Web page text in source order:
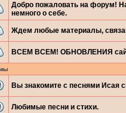
Добро пожаловать на форум!
немного о себе.
Ждем любые материалы,
ВСЕМ ВСЕМ! ОБНОВЛЕНИЯ
Вы знакомите с песнями Исая
Любимые песни и стихи.